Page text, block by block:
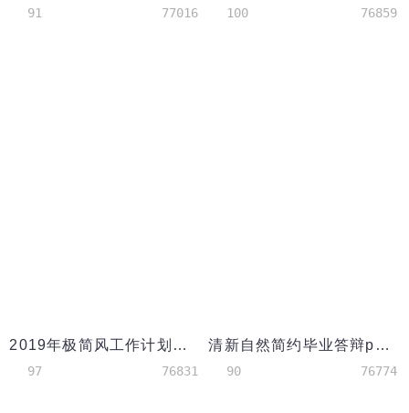
91 77016 100 76859
2019年极简风工作计划PPT
97 76831
清新自然简约毕业答辩ppt模板
90 76774